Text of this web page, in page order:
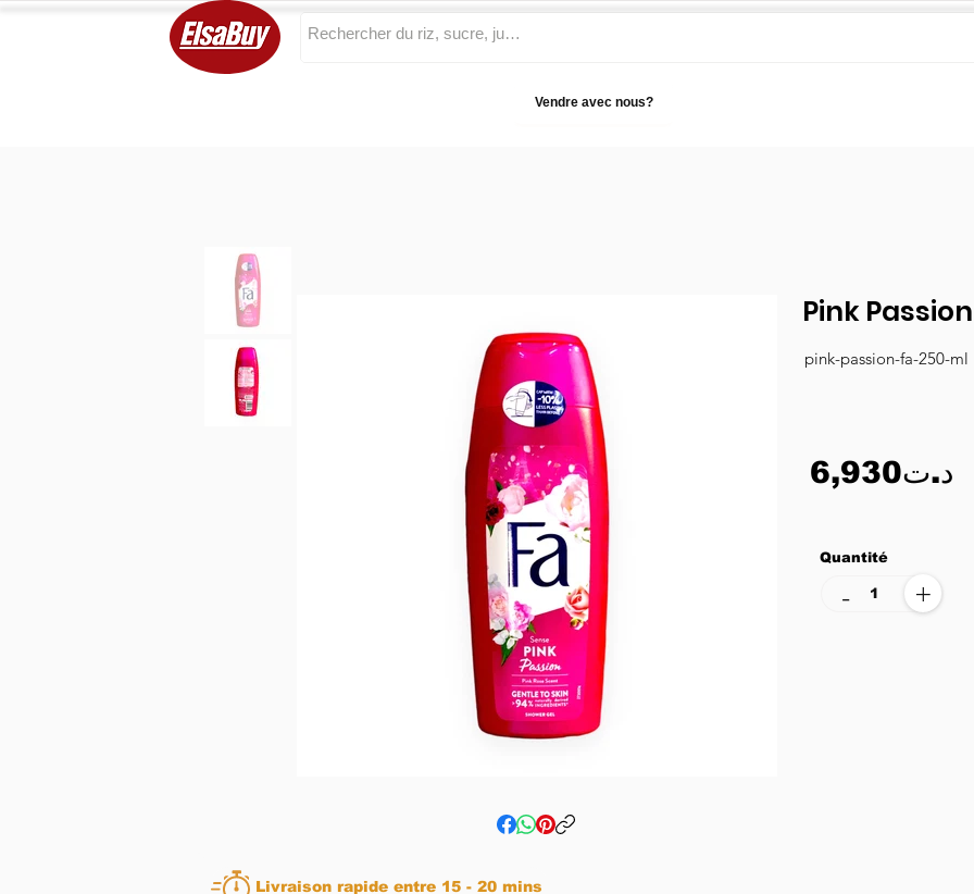
Vendre avec nous?
Pink
pink-passion-fa-250-ml
6,930د.ت
Quantité
+
-
Livraison rapide entre 15 - 20 mins